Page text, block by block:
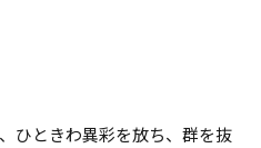
ひときわ異彩を放ち、群を抜